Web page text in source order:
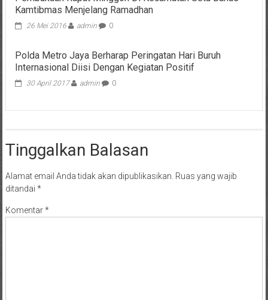
Kamtibmas Menjelang Ramadhan
26 Mei 2016 admin 0
Polda Metro Jaya Berharap Peringatan Hari Buruh
Internasional Diisi Dengan Kegiatan Positif
30 April 2017 admin 0
Tinggalkan Balasan
Alamat email Anda tidak akan dipublikasikan. Ruas yang wajib
ditandai *
Komentar*